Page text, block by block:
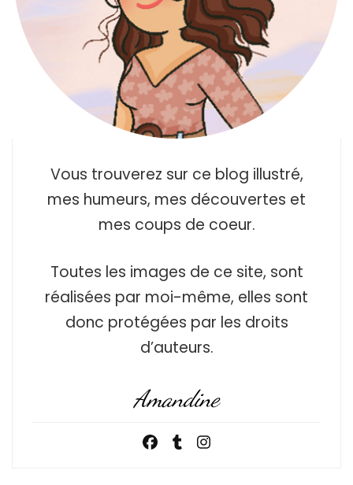
Vous trouverez sur ce blog illustré,
mes humeurs, mes découvertes et
mes coups de coeur.
Toutes les images de ce site, sont
réalisées par moi-même, elles sont
donc protégées par les droits
d’auteurs.
Amandine